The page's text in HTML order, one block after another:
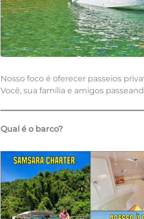
Nosso foco é oferecer passeios
Você, sua família e amigos
Qual é o barco?